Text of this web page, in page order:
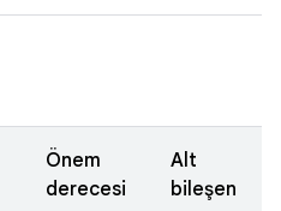
Önem
derecesi
Alt
bileşen